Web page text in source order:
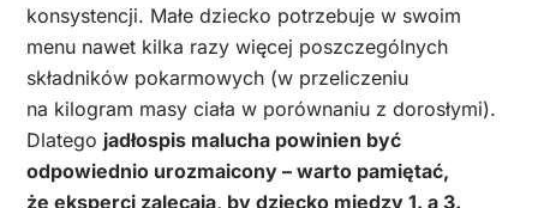
konsystencji. Małe dziecko potrzebuje w swoim
menu nawet kilka razy więcej poszczególnych
składników pokarmowych (w przeliczeniu
na kilogram masy ciała w porównaniu z dorosłymi).
Dlatego jadłospis malucha powinien być
odpowiednio urozmaicony – warto pamiętać,
że eksperci zalecają, by dziecko między 1. a 3.